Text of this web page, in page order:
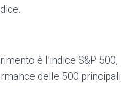
è l’indice S&P 500,
delle 500 principali